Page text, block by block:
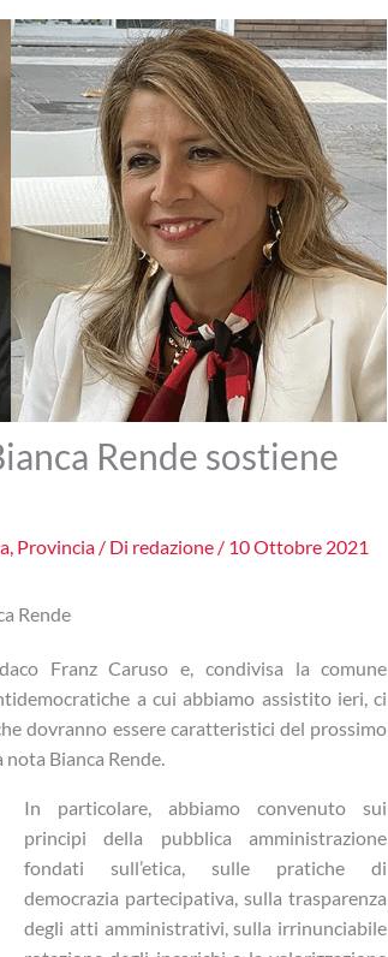
Rende sostiene
, Provincia/ Di redazione / 10 Ottobre 2021
Rende
Franz Caruso e, condivisa la comune
a cui abbiamo assistito ieri, ci
dovranno essere caratteristici del prossimo
Bianca Rende.
In particolare, abbiamo convenuto sui
principi della pubblica amministrazione
fondati sull’etica, sulle pratiche di
democrazia partecipativa, sulla trasparenza
degli atti amministrativi, sulla irrinunciabile